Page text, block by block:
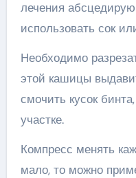
лечения
использовать сок
Необходимо
этой кашицы
смочить кусок
участке.
Компресс менять
мало, то можно